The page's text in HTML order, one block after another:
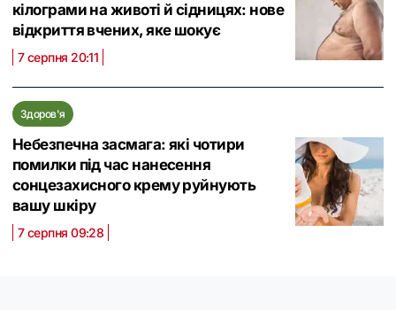
кілограми на животі й сідницях: нове
відкриття вчених, яке шокує
7 серпня 20:11
Здоров'я
Небезпечна засмага: які чотири
помилки під час нанесення
сонцезахисного крему руйнують
вашу шкіру
7 серпня 09:28